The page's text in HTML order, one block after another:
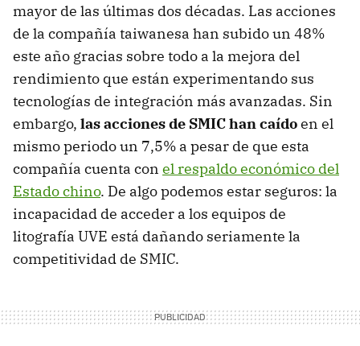
mayor de las últimas dos décadas. Las acciones
de la compañía taiwanesa han subido un 48%
este año gracias sobre todo a la mejora del
rendimiento que están experimentando sus
tecnologías de integración más avanzadas. Sin
embargo, las acciones de SMIC han caídoen el
mismo periodo un 7,5% a pesar de que esta
compañía cuenta con el respaldo económico del
Estado chino. De algo podemos estar seguros: la
incapacidad de acceder a los equipos de
litografía UVE está dañando seriamente la
competitividad de SMIC.